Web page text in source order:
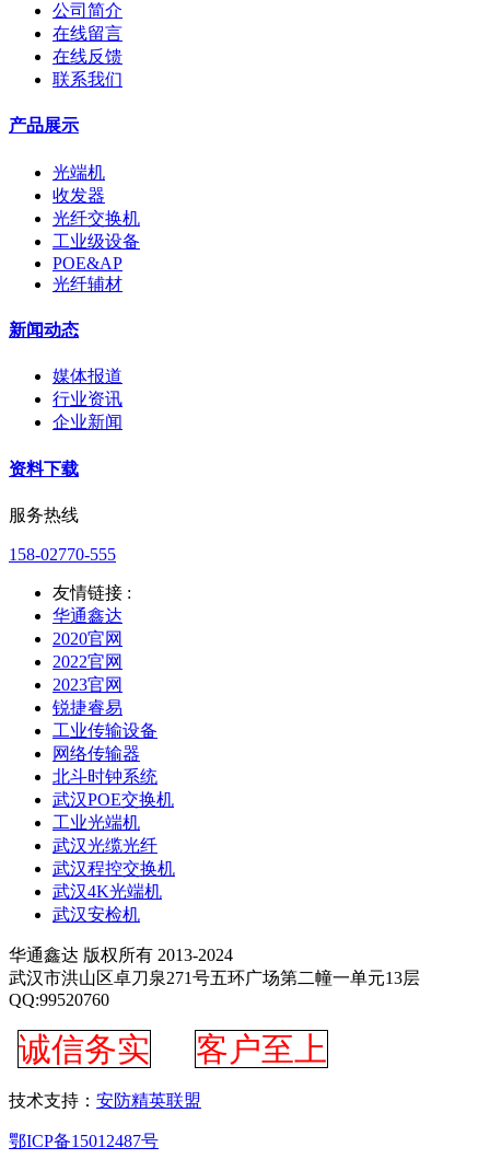
公司简介
在线留言
在线反馈
联系我们
产品展示
光端机
收发器
光纤交换机
工业级设备
POE&AP
光纤辅材
新闻动态
媒体报道
行业资讯
企业新闻
资料下载
服务热线
158-02770-555
友情链接 :
华通鑫达
2020官网
2022官网
2023官网
锐捷睿易
工业传输设备
网络传输器
北斗时钟系统
武汉POE交换机
工业光端机
武汉光缆光纤
武汉程控交换机
武汉4K光端机
武汉安检机
华通鑫达 版权所有 2013-2024
武汉市洪山区卓刀泉271号五环广场第二幢一单元13层
QQ:99520760
诚信务实 客户至上
技术支持： 安防精英联盟
鄂ICP备15012487号